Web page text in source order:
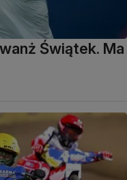
Świątek. Ma